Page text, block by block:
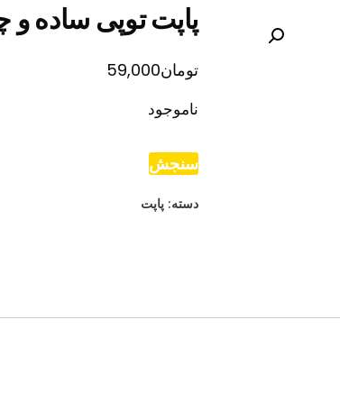
پاپت توپی ساده و
تومان59,000
ناموجود
سنجش
دسته: پاپت